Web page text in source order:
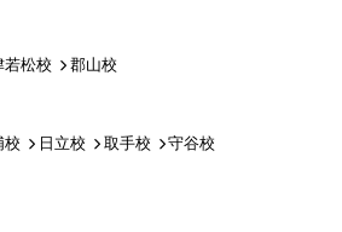
若松校 郡山校
校 日立校 取手校
守谷校